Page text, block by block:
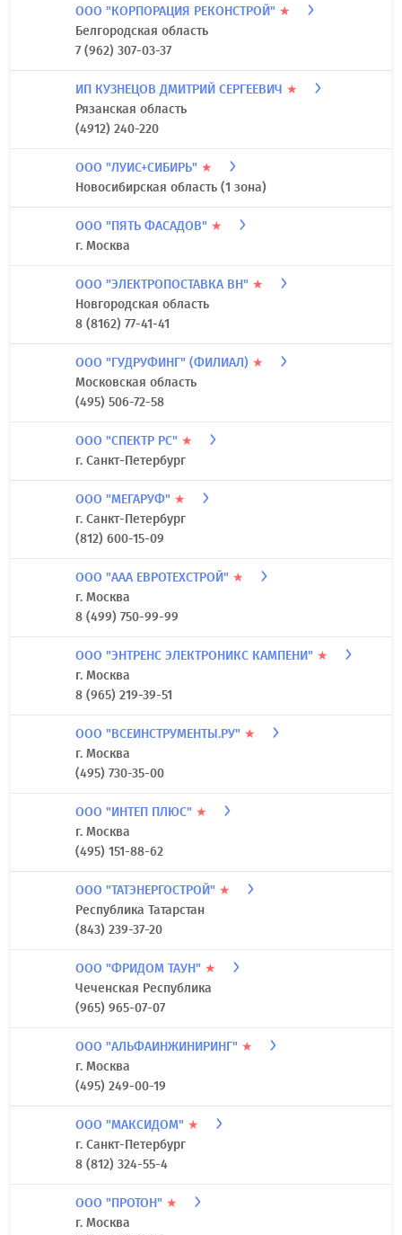
ООО "КОРПОРАЦИЯ РЕКОНСТРОЙ" ★
Белгородская область
7 (962) 307-03-37
ИП КУЗНЕЦОВ ДМИТРИЙ СЕРГЕЕВИЧ ★
Рязанская область
(4912) 240-220
ООО "ЛУИС+СИБИРЬ" ★
Новосибирская область (1 зона)
ООО "ПЯТЬ ФАСАДОВ" ★
г. Москва
ООО "ЭЛЕКТРОПОСТАВКА ВН" ★
Новгородская область
8 (8162) 77-41-41
ООО "ГУДРУФИНГ" (ФИЛИАЛ) ★
Московская область
(495) 506-72-58
ООО "СПЕКТР РС" ★
г. Санкт-Петербург
ООО "МЕГАРУФ" ★
г. Санкт-Петербург
(812) 600-15-09
ООО "ААА ЕВРОТЕХСТРОЙ" ★
г. Москва
8 (499) 750-99-99
ООО "ЭНТРЕНС ЭЛЕКТРОНИКС КАМПЕНИ" ★
г. Москва
8 (965) 219-39-51
ООО "ВСЕИНСТРУМЕНТЫ.РУ" ★
г. Москва
(495) 730-35-00
ООО "ИНТЕП ПЛЮС" ★
г. Москва
(495) 151-88-62
ООО "ТАТЭНЕРГОСТРОЙ" ★
Республика Татарстан
(843) 239-37-20
ООО "ФРИДОМ ТАУН" ★
Чеченская Республика
(965) 965-07-07
ООО "АЛЬФАИНЖИНИРИНГ" ★
г. Москва
(495) 249-00-19
ООО "МАКСИДОМ" ★
г. Санкт-Петербург
8 (812) 324-55-4
ООО "ПРОТОН" ★
г. Москва